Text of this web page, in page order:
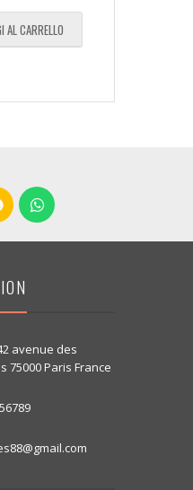
AL CARRELLO
avenue des
75000 Paris France